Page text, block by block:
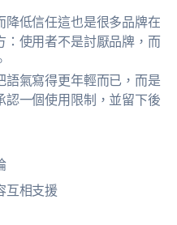
低信任這也是很多品牌在
：使用者不是討厭品牌，而
語氣寫得更年輕而已，而是
一個使用限制，並留下後
互相支援